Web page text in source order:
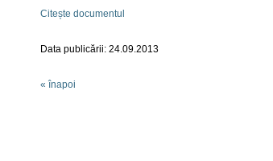
Citește documentul
Data publicării: 24.09.2013
« înapoi